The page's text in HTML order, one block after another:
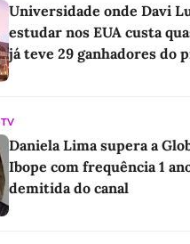
Universidade onde Davi
estudar nos EUA custa
já teve 29 ganhadores do
TV
Daniela Lima supera a
Ibope com frequência 1
demitida do canal